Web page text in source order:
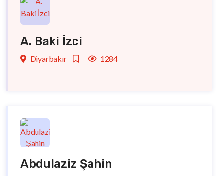
A. Baki İzci
Diyarbakır 1284
Abdulaziz Şahin